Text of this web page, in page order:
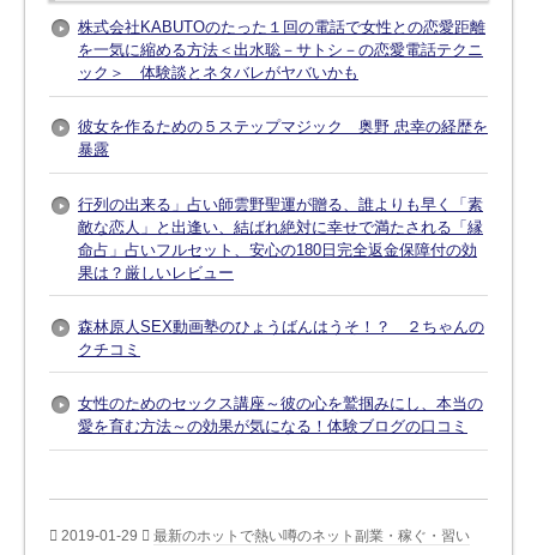
株式会社KABUTOのたった１回の電話で女性との恋愛距離
を一気に縮める方法＜出水聡－サトシ－の恋愛電話テクニ
ック＞ 体験談とネタバレがヤバいかも
彼女を作るための５ステップマジック 奥野 忠幸の経歴を
暴露
行列の出来る」占い師雲野聖運が贈る、誰よりも早く「素
敵な恋人」と出逢い、結ばれ絶対に幸せで満たされる「縁
命占」占いフルセット、安心の180日完全返金保障付の効
果は？厳しいレビュー
森林原人SEX動画塾のひょうばんはうそ！？ ２ちゃんの
クチコミ
女性のためのセックス講座～彼の心を鷲掴みにし、本当の
愛を育む方法～の効果が気になる！体験ブログの口コミ
2019-01-29
最新のホットで熱い噂のネット副業・稼ぐ・習い